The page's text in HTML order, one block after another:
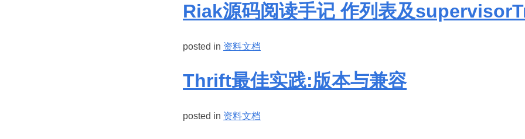
Riak源码阅读手记 作列表及
posted in 资料文档
Thrift最佳实践:版本与兼容
posted in 资料文档